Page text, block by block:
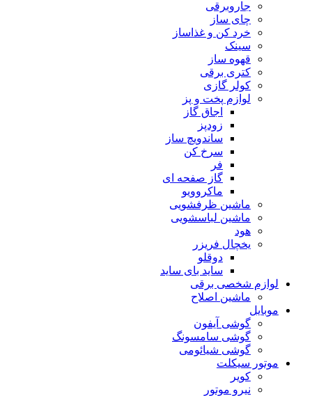
جاروبرقی
چای ساز
خرد کن و غذاساز
سینک
قهوه ساز
کتری برقی
کولر گازی
لوازم پخت و پز
اجاق گاز
زودپز
ساندویچ ساز
سرخ کن
فر
گاز صفحه ای
ماکروویو
ماشین ظرفشویی
ماشین لباسشویی
هود
یخچال فریزر
دوقلو
ساید بای ساید
لوازم شخصی برقی
ماشین اصلاح
موبایل
گوشی آیفون
گوشی سامسونگ
گوشی شیائومی
موتور سیکلت
کویر
نیرو موتور